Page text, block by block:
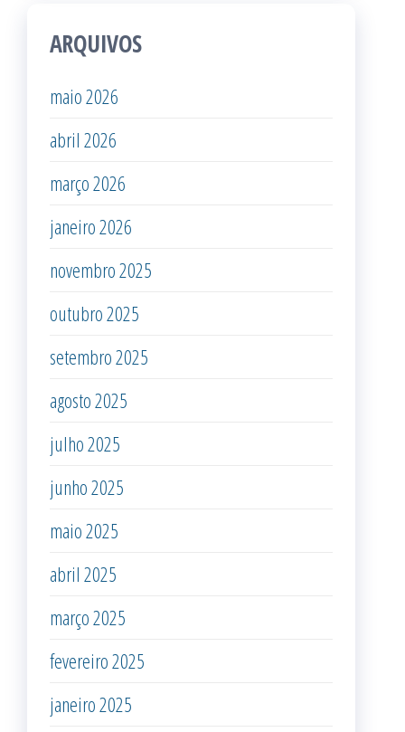
ARQUIVOS
maio 2026
abril 2026
março 2026
janeiro 2026
novembro 2025
outubro 2025
setembro 2025
agosto 2025
julho 2025
junho 2025
maio 2025
abril 2025
março 2025
fevereiro 2025
janeiro 2025